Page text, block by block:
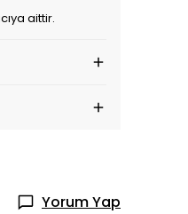
aittir.
Yorum Yap